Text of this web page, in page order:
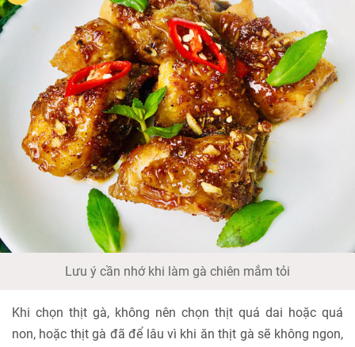
Lưu ý cần nhớ khi làm gà chiên mắm tỏi
Khi chọn thịt gà, không nên chọn thịt quá dai hoặc quá
non, hoặc thịt gà đã để lâu vì khi ăn thịt gà sẽ không ngon,